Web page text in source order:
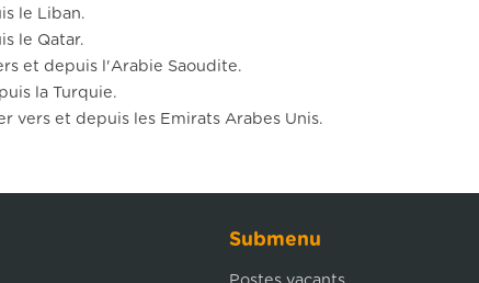
le Liban.
le Qatar.
et depuis l'Arabie Saoudite.
la Turquie.
vers et depuis les Emirats Arabes Unis.
Submenu